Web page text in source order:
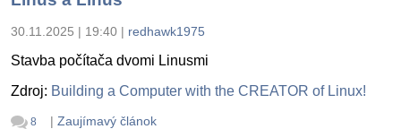
30.11.2025 | 19:40 | redhawk1975
Stavba počítača dvomi Linusmi
Zdroj: Building a Computer with the CREATOR of Linux!
8 | Zaujímavý článok